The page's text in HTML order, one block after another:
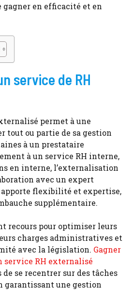
gagner en efficacité et en
service de RH
permet à une
tout ou partie de sa gestion
à un prestataire
à un service RH interne,
en interne, l’externalisation
avec un expert
apporte flexibilité et expertise,
supplémentaire.
recours pour optimiser leurs
charges administratives et
avec la législation. Gagner
service RH externalisé
se recentrer sur des tâches
garantissant une gestion